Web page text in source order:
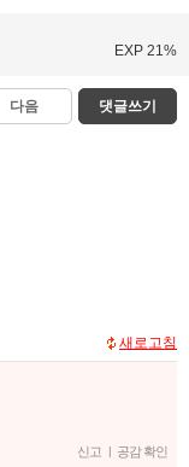
EXP 21%
다음 댓글쓰기
새로고침
신고 | 공감 확인